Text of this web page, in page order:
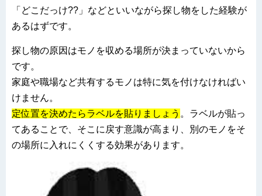
「どこだっけ??」などといいながら探し物をした経験が
あるはずです。
探し物の原因はモノを収める場所が決まっていないから
です。
家庭や職場など共有するモノは特に気を付けなければい
けません。
定位置を決めたらラベルを貼りましょう 。ラベルが貼っ
てあることで、そこに戻す意識が高まり、別のモノをそ
の場所に入れにくくする効果があります。